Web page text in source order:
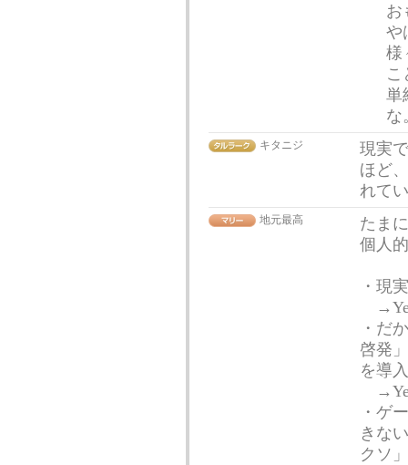
お
や
様
こ
単
キタニジ
現実
ほど
れて
地元最高
たま
個人
・現
・だ
啓発
を導
・ゲ
きな
クソ